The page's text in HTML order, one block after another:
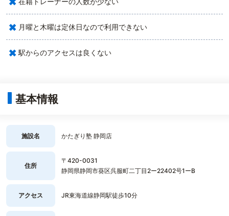
× 月曜と木曜は定休日なので利用できない
× 駅からのアクセスは良くない
基本情報
施設名 かたぎり塾 静岡店
住所
〒420-0031
静岡県静岡市葵区呉服町二丁目2ー22402号1ーB
アクセス JR東海道線静岡駅徒歩10分